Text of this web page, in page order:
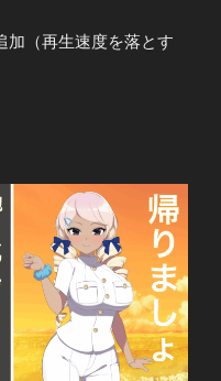
加（再生速度を落とす